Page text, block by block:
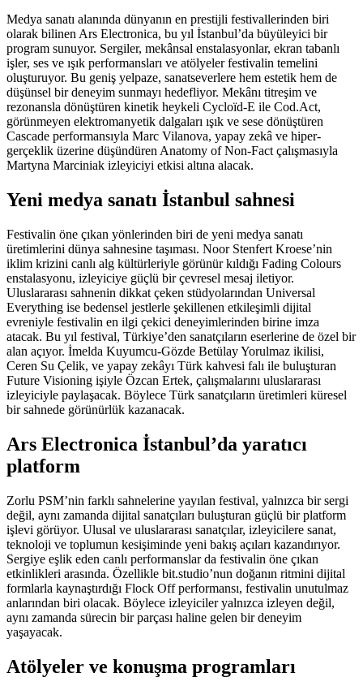
Medya sanatı alanında dünyanın en prestijli festivallerinden biri
olarak bilinen Ars Electronica, bu yıl İstanbul’da büyüleyici bir
program sunuyor. Sergiler, mekânsal enstalasyonlar, ekran tabanlı
işler, ses ve ışık performansları ve atölyeler festivalin temelini
oluşturuyor. Bu geniş yelpaze, sanatseverlere hem estetik hem de
düşünsel bir deneyim sunmayı hedefliyor. Mekânı titreşim ve
rezonansla dönüştüren kinetik heykeli Cycloïd-E ile Cod.Act,
görünmeyen elektromanyetik dalgaları ışık ve sese dönüştüren
Cascade performansıyla Marc Vilanova, yapay zekâ ve hiper-
gerçeklik üzerine düşündüren Anatomy of Non-Fact çalışmasıyla
Martyna Marciniak izleyiciyi etkisi altına alacak.
Yeni medya sanatı İstanbul sahnesi
Festivalin öne çıkan yönlerinden biri de yeni medya sanatı
üretimlerini dünya sahnesine taşıması. Noor Stenfert Kroese’nin
iklim krizini canlı alg kültürleriyle görünür kıldığı Fading Colours
enstalasyonu, izleyiciye güçlü bir çevresel mesaj iletiyor.
Uluslararası sahnenin dikkat çeken stüdyolarından Universal
Everything ise bedensel jestlerle şekillenen etkileşimli dijital
evreniyle festivalin en ilgi çekici deneyimlerinden birine imza
atacak. Bu yıl festival, Türkiye’den sanatçıların eserlerine de özel bir
alan açıyor. İmelda Kuyumcu-Gözde Betülay Yorulmaz ikilisi,
Ceren Su Çelik, ve yapay zekâyı Türk kahvesi falı ile buluşturan
Future Visioning işiyle Özcan Ertek, çalışmalarını uluslararası
izleyiciyle paylaşacak. Böylece Türk sanatçıların üretimleri küresel
bir sahnede görünürlük kazanacak.
Ars Electronica İstanbul’da yaratıcı
platform
Zorlu PSM’nin farklı sahnelerine yayılan festival, yalnızca bir sergi
değil, aynı zamanda dijital sanatçıları buluşturan güçlü bir platform
işlevi görüyor. Ulusal ve uluslararası sanatçılar, izleyicilere sanat,
teknoloji ve toplumun kesişiminde yeni bakış açıları kazandırıyor.
Sergiye eşlik eden canlı performanslar da festivalin öne çıkan
etkinlikleri arasında. Özellikle bit.studio’nun doğanın ritmini dijital
formlarla kaynaştırdığı Flock Off performansı, festivalin unutulmaz
anlarından biri olacak. Böylece izleyiciler yalnızca izleyen değil,
aynı zamanda sürecin bir parçası haline gelen bir deneyim
yaşayacak.
Atölyeler ve konuşma programları